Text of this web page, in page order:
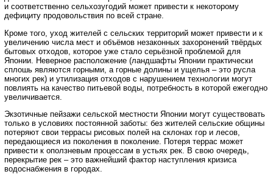
и соответственно сельхозугодий может привести к некоторому
дефициту продовольствия по всей стране.
Кроме того, уход жителей с сельских территорий может привести и к
увеличению числа мест и объёмов незаконных захоронений твёрдых
бытовых отходов, которое уже стало серьёзной проблемой для
Японии. Неверное расположение (ландшафты Японии практически
сплошь являются горными, а горные долины и ущелья – это русла
многих рек) и утилизация отходов с нарушением технологии могут
повлиять на качество питьевой воды, потребность в которой ежегодно
увеличивается.
Экзотичные пейзажи сельской местности Японии могут существовать
только в условиях постоянной заботы: без жителей сельские общины
потеряют свои террасы рисовых полей на склонах гор и лесов,
передающиеся из поколения в поколение. Потеря террас может
привести к оползневым процессам в устьях рек. В свою очередь,
перекрытие рек – это важнейший фактор наступления кризиса
водоснабжения в городах.